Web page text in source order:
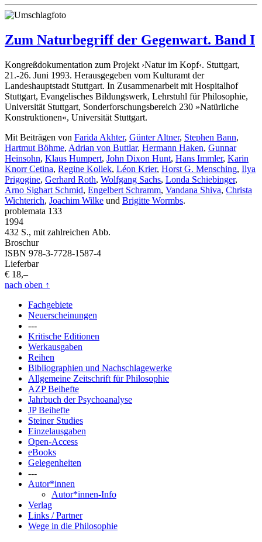
Zum Naturbegriff der Gegenwart. Band I
Kongreßdokumentation zum Projekt ›Natur im Kopf‹. Stuttgart,
21.-26. Juni 1993. Herausgegeben vom Kulturamt der
Landeshauptstadt Stuttgart. In Zusammenarbeit mit Hospitalhof
Stuttgart, Evangelisches Bildungswerk, Lehrstuhl für Philosophie,
Universität Stuttgart, Sonderforschungsbereich 230 »Natürliche
Konstruktionen«, Universität Stuttgart.
Mit Beiträgen von Farida Akhter, Günter Altner, Stephen Bann,
Hartmut Böhme, Adrian von Buttlar, Hermann Haken, Gunnar
Heinsohn, Klaus Humpert, John Dixon Hunt, Hans Immler, Karin
Knorr Cetina, Regine Kollek, Léon Krier, Horst G. Mensching, Ilya
Prigogine, Gerhard Roth, Wolfgang Sachs, Londa Schiebinger,
Arno Sighart Schmid, Engelbert Schramm, Vandana Shiva, Christa
Wichterich, Joachim Wilke und Brigitte Wormbs.
problemata 133
1994
432 S., mit zahlreichen Abb.
Broschur
ISBN 978-3-7728-1587-4
Lieferbar
€ 18,–
nach oben ↑
Fachgebiete
Neuerscheinungen
---
Kritische Editionen
Werkausgaben
Reihen
Bibliographien und Nachschlagewerke
Allgemeine Zeitschrift für Philosophie
AZP Beihefte
Jahrbuch der Psychoanalyse
JP Beihefte
Steiner Studies
Einzelausgaben
Open-Access
eBooks
Gelegenheiten
---
Autor*innen
Autor*innen-Info
Verlag
Links / Partner
Wege in die Philosophie